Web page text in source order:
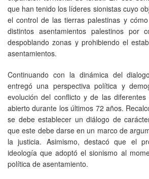
que han tenido los líderes sionistas cuyo
el control de las tierras palestinas y
distintos asentamientos palestinos por
despoblando zonas y prohibiendo el
asentamientos.
Continuando con la dinámica del
entregó una perspectiva política y
evolución del conflicto y de las
abierto durante los últimos 72 años.
se debe establecer un diálogo de
que este debe darse en un marco de
la justicia. Asimismo, destacó que el
ideología que adoptó el sionismo al
política de asentamiento.